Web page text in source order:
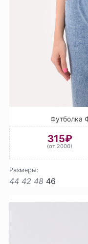
Футболка
315₽
(от 2000)
Размеры:
44 42 48 46